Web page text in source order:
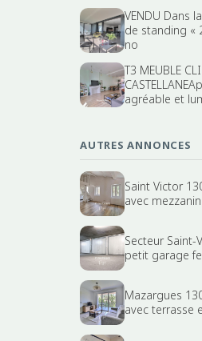
VENDU Dans
de standing «
no
T3 MEUBLE
agréable et
AUTRES ANNONCES
Saint Victor
avec
Secteur
petit garage
Mazargues
avec terrasse